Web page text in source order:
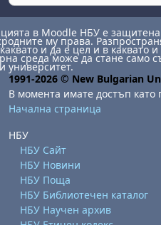
в Moodle НБУ е защитена
му права.
и да е цел и в каквато
среда може да стане само
университет.
1991-2026 © New Bulgarian
В момента имате достъп като
Начална страница
НБУ
НБУ Сайт
НБУ Новини
НБУ Поща
НБУ Библиотечен каталог
НБУ Научен архив